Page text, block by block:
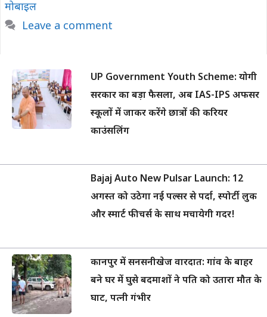
मोबाइल
Leave a comment
UP Government Youth Scheme: योगी
सरकार का बड़ा फैसला, अब IAS-IPS अफसर
स्कूलों में जाकर करेंगे छात्रों की करियर
काउंसलिंग
Bajaj Auto New Pulsar Launch: 12
अगस्त को उठेगा नई पल्सर से पर्दा, स्पोर्टी लुक
और स्मार्ट फीचर्स के साथ मचायेगी गदर!
कानपुर में सनसनीखेज वारदात: गांव के बाहर
बने घर में घुसे बदमाशों ने पति को उतारा मौत के
घाट, पत्नी गंभीर